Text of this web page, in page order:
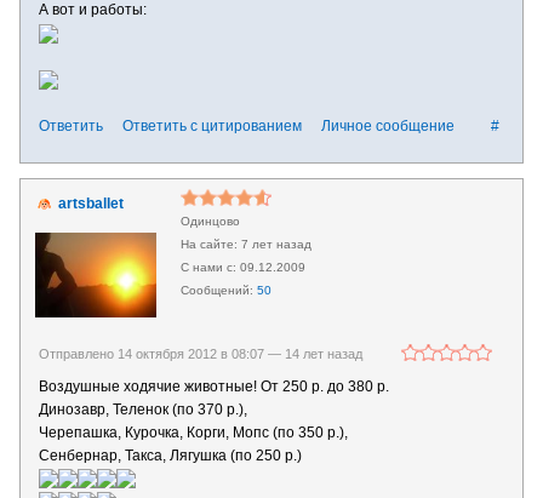
А вот и работы:
#
Ответить Ответить с цитированием Личное сообщение
artsballet
Одинцово
7 лет назад
09.12.2009
50
Отправлено 14 октября 2012 в 08:07 — 14 лет назад
Воздушные ходячие животные! От 250 р. до 380 р.
Динозавр, Теленок (по 370 р.),
Черепашка, Курочка, Корги, Мопс (по 350 р.),
Сенбернар, Такса, Лягушка (по 250 р.)